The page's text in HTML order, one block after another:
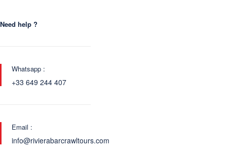
Need help ?
Whatsapp :
+33 649 244 407
Email :
info@rivierabarcrawltours.com